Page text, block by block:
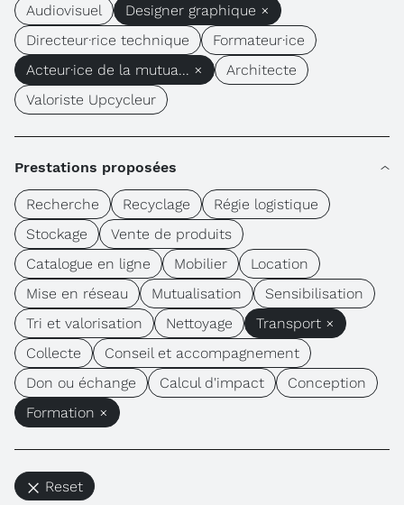
Audiovisuel
Designer graphique ×
Directeur·rice technique
Formateur·ice
Acteur·ice de la mutua... ×
Architecte
Valoriste Upcycleur
Prestations proposées
Recherche Recyclage
Régie logistique
Stockage
Vente de produits
Catalogue en ligne
Mobilier
Location
Mise en réseau
Mutualisation
Sensibilisation
Tri et valorisation
Nettoyage
Transport ×
Collecte
Conseil et accompagnement
Don ou échange
Calcul d'impact
Conception
Formation ×
Reset